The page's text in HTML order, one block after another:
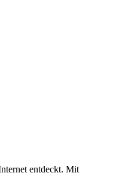
entdeckt. Mit